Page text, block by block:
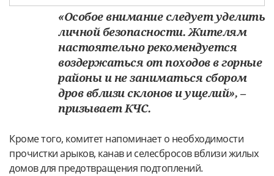
«Особое внимание следует уделить
личной безопасности. Жителям
настоятельно рекомендуется
воздержаться от походов в горные
районы и не заниматься сбором
дров вблизи склонов и ущелий», –
призывает КЧС.
Кроме того, комитет напоминает о необходимости
прочистки арыков, канав и селесбросов вблизи жилых
домов для предотвращения подтоплений.